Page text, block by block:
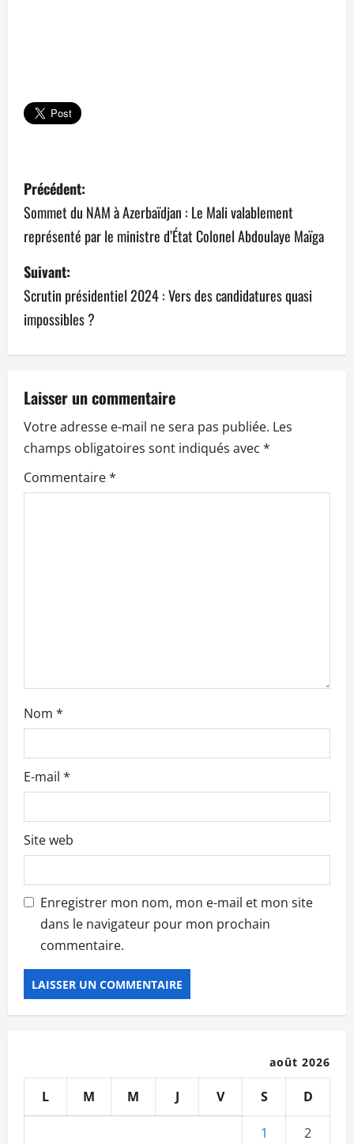
N
a
v
i
g
a
i
o
n
i
c
e
Précédent:
Sommet du NAM à Azerbaïdjan : Le Mali valablement
représenté par le ministre d’État Colonel Abdoulaye Maïga
Suivant:
Scrutin présidentiel 2024 : Vers des candidatures quasi
impossibles ?
Laisser un commentaire
Votre adresse e-mail ne sera pas publiée. Les
champs obligatoires sont indiqués avec *
Commentaire*
Nom *
E-mail *
Site web
Enregistrer mon nom, mon e-mail et mon site
dans le navigateur pour mon prochain
commentaire.
août 2026
L M M J V S D
1 2